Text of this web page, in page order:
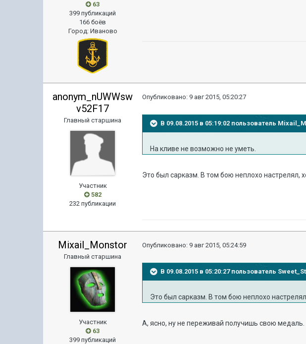
63
399 публикаций
166 боёв
Город: Иваново
anonym_nUWWsw
v52F17
Главный старшина
Участник
582
232 публикации
Опубликовано: 9 авг 2015, 05:20:27
В 09.08.2015 в 05:19:02 пользователь
На кливе не возможно не уметь.
Это был сарказм. В том бою неплохо настрелял,
Mixail_Monstor
Главный старшина
Участник
63
399 публикаций
Опубликовано: 9 авг 2015, 05:24:59
В 09.08.2015 в 05:20:27 пользователь
Это был сарказм. В том бою неплохо
А, ясно, ну не переживай получишь свою медаль.